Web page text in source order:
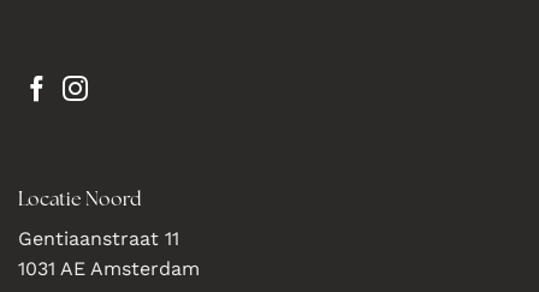
Locatie Noord
Gentiaanstraat 11
1031 AE Amsterdam